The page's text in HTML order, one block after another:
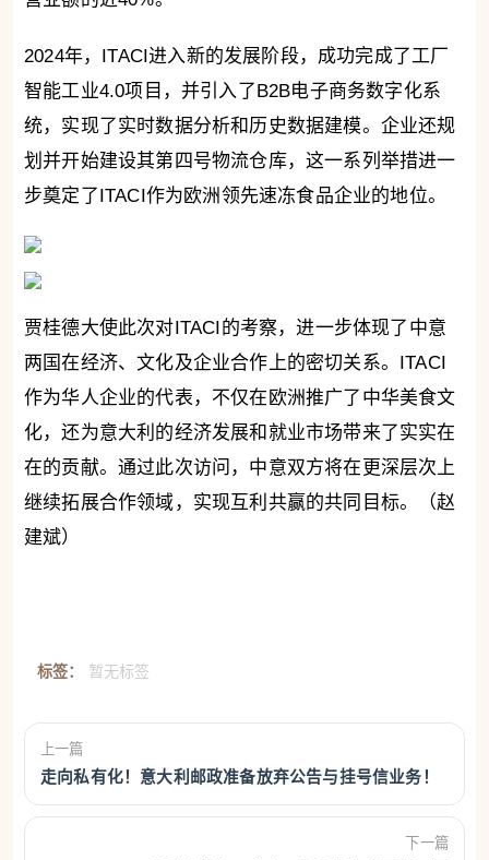
2024年，ITACI进入新的发展阶段，成功完成了工厂
智能工业4.0项目，并引入了B2B电子商务数字化系
统，实现了实时数据分析和历史数据建模。企业还规
划并开始建设其第四号物流仓库，这一系列举措进一
步奠定了ITACI作为欧洲领先速冻食品企业的地位。
贾桂德大使此次对ITACI的考察，进一步体现了中意
两国在经济、文化及企业合作上的密切关系。ITACI
作为华人企业的代表，不仅在欧洲推广了中华美食文
化，还为意大利的经济发展和就业市场带来了实实在
在的贡献。通过此次访问，中意双方将在更深层次上
继续拓展合作领域，实现互利共赢的共同目标。（赵
建斌）
标签： 暂无标签
上一篇
走向私有化！意大利邮政准备放弃公告与挂号信业务！
下一篇